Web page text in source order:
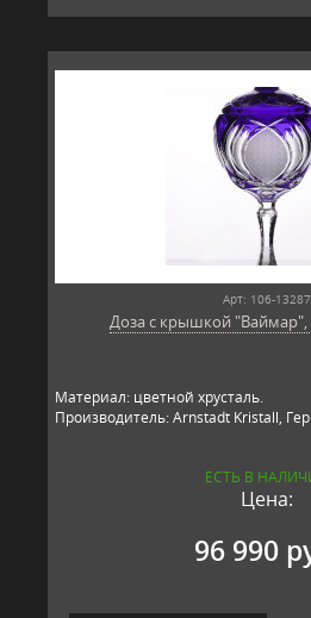
Арт: 106-13287
Доза с крышкой "Ваймар",
Материал: цветной хрусталь.
Производитель: Arnstadt Kristall,
ЕСТЬ В
Цена:
96 990